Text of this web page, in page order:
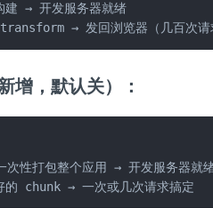
建 → 开发服务器就绪
→ 发回浏览器（几百次请
，默认关）：
性打包整个应用 → 开发服务器就
的 chunk → 一次或几次请求搞定